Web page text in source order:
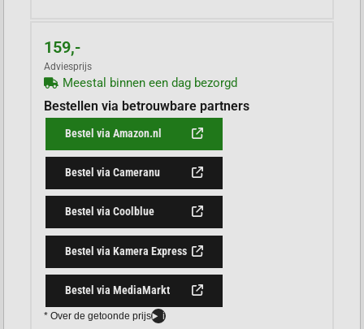
159,-
Adviesprijs
Meestal binnen een dag bezorgd
Bestellen via betrouwbare partners
Bestel via Amazon.nl
Bestel via Cameranu
Bestel via Coolblue
Bestel via Kamera Express
Bestel via MediaMarkt
* Over de getoonde prijs i